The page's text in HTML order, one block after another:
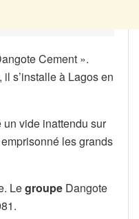
Cement ».
s’installe à Lagos en
un vide inattendu sur
les grands
Legroupe Dangote